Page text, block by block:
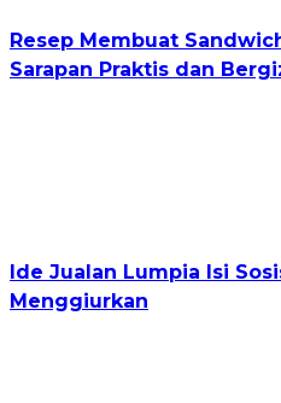
Resep Membuat
Sarapan Praktis dan
Ide Jualan Lumpia Isi
Menggiurkan